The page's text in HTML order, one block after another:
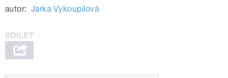
autor: Jarka Vykoupilová